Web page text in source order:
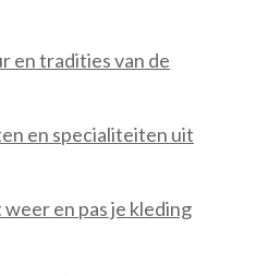
en tradities van de
en specialiteiten uit
en pas je kleding